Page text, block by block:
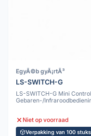
EgyÃ©b gyÃ¡rtÃ³
LS-SWITCH-G
LS-SWITCH-G Mini
Gebaren-/
Niet op voorraad
Verpakking van 100 stuks